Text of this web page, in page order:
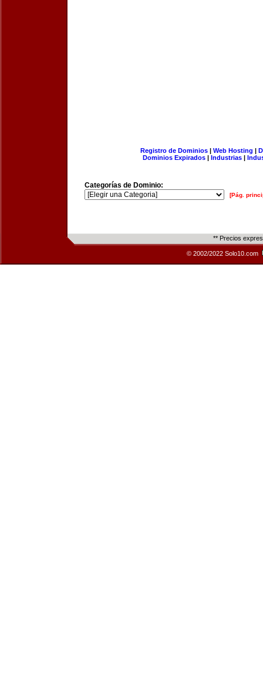
Registro de Dominios| Web Hosting |
Dominios Expirados | Industrias |
Categorías de Dominio:
[Pág.
** Precios
© 2002/2022 Solo10.com